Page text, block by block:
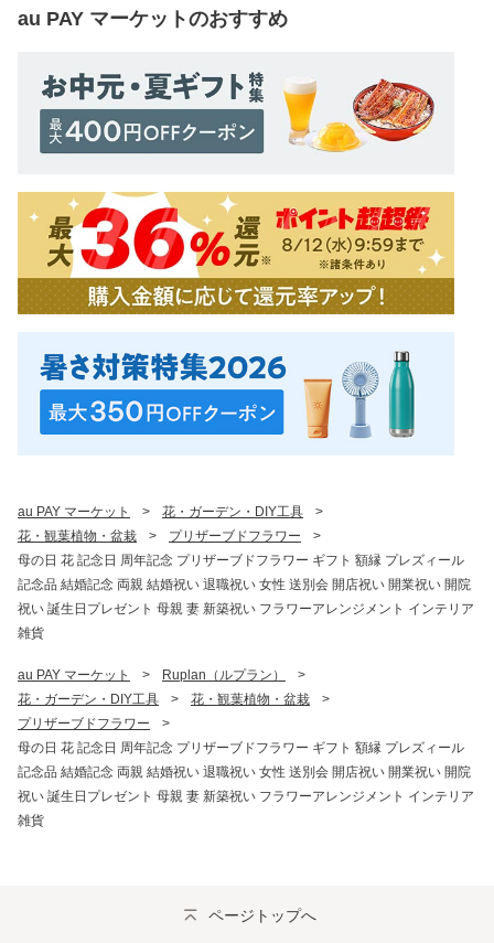
au PAY マーケットのおすすめ
au PAY マーケット > 花・ガーデン・DIY工具
>
花・観葉植物・盆栽
> プリザーブドフラワー
>
母の日 花 記念日 周年記念 プリザーブドフラワー ギフト 額縁 プレズィール
記念品 結婚記念 両親 結婚祝い 退職祝い 女性 送別会 開店祝い 開業祝い 開院
祝い 誕生日プレゼント 母親 妻 新築祝い フラワーアレンジメント インテリア
雑貨
au PAY マーケット > Ruplan（ルプラン）
>
花・ガーデン・DIY工具
> 花・観葉植物・盆栽
>
プリザーブドフラワー
>
母の日 花 記念日 周年記念 プリザーブドフラワー ギフト 額縁 プレズィール
記念品 結婚記念 両親 結婚祝い 退職祝い 女性 送別会 開店祝い 開業祝い 開院
祝い 誕生日プレゼント 母親 妻 新築祝い フラワーアレンジメント インテリア
雑貨
ページトップへ